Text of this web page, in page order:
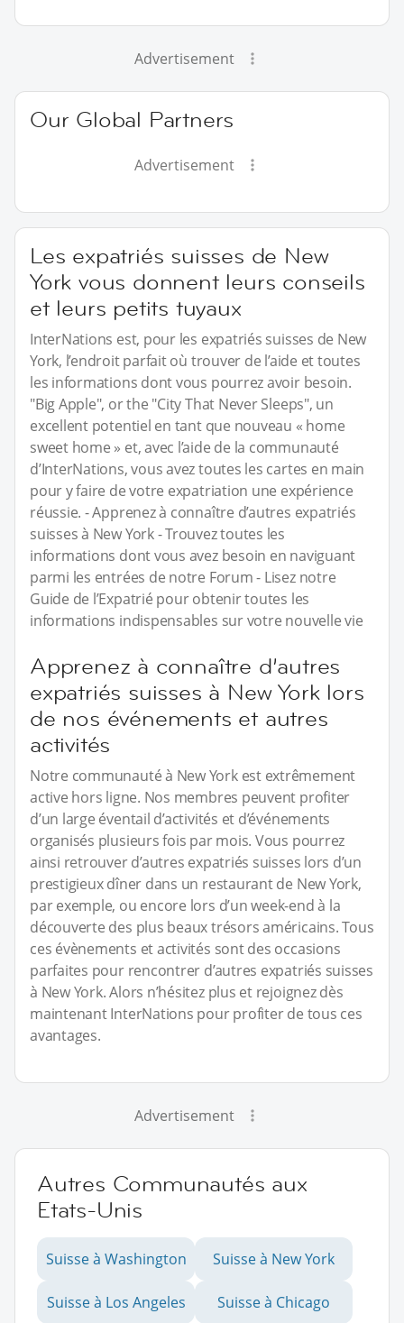
Advertisement
Our Global Partners
Advertisement
Les expatriés suisses de New
York vous donnent leurs conseils
et leurs petits tuyaux
InterNations est, pour les expatriés suisses de New
York, l’endroit parfait où trouver de l’aide et toutes
les informations dont vous pourrez avoir besoin.
"Big Apple", or the "City That Never Sleeps", un
excellent potentiel en tant que nouveau « home
sweet home » et, avec l’aide de la communauté
d’InterNations, vous avez toutes les cartes en main
pour y faire de votre expatriation une expérience
réussie. - Apprenez à connaître d’autres expatriés
suisses à New York - Trouvez toutes les
informations dont vous avez besoin en naviguant
parmi les entrées de notre Forum - Lisez notre
Guide de l’Expatrié pour obtenir toutes les
informations indispensables sur votre nouvelle vie
Apprenez à connaître d’autres
expatriés suisses à New York lors
de nos événements et autres
activités
Notre communauté à New York est extrêmement
active hors ligne. Nos membres peuvent profiter
d’un large éventail d’activités et d’événements
organisés plusieurs fois par mois. Vous pourrez
ainsi retrouver d’autres expatriés suisses lors d’un
prestigieux dîner dans un restaurant de New York,
par exemple, ou encore lors d’un week-end à la
découverte des plus beaux trésors américains. Tous
ces évènements et activités sont des occasions
parfaites pour rencontrer d’autres expatriés suisses
à New York. Alors n’hésitez plus et rejoignez dès
maintenant InterNations pour profiter de tous ces
avantages.
Advertisement
Autres Communautés aux
Etats-Unis
Suisse à Washington Suisse à New York
Suisse à Los Angeles Suisse à Chicago